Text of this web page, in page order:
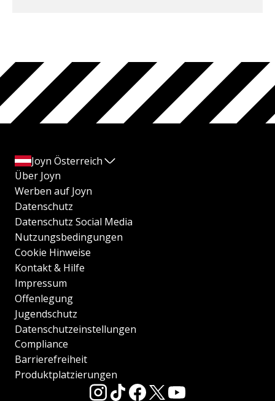
Joyn Österreich
Über Joyn
Werben auf Joyn
Datenschutz
Datenschutz Social Media
Nutzungsbedingungen
Cookie Hinweise
Kontakt & Hilfe
Impressum
Offenlegung
Jugendschutz
Datenschutzeinstellungen
Compliance
Barrierefreiheit
Produktplatzierungen